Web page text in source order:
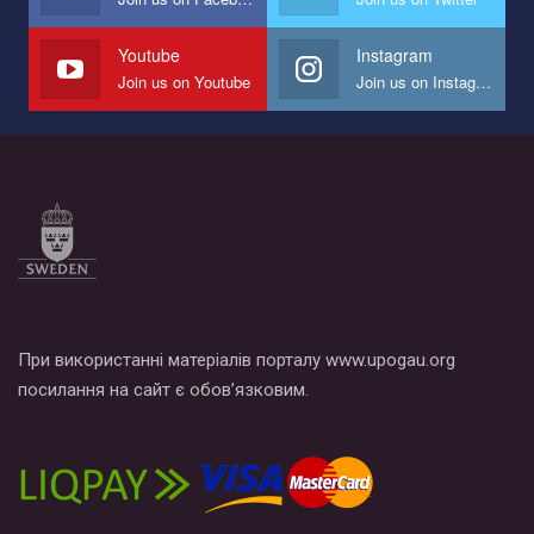
наш план по борьбе с насилием и дискриминацией на почве
СОГИ в Украине.
Все, что вам нужно сделать - это зайти на наш канал YouTube
по этой ссылке и поставить лайк под видео.
Youtube
Join us on Youtube
Instagram
Join us on Instagram
При використанні матеріалів порталу www.upogau.org
посилання на сайт є обов’язковим.